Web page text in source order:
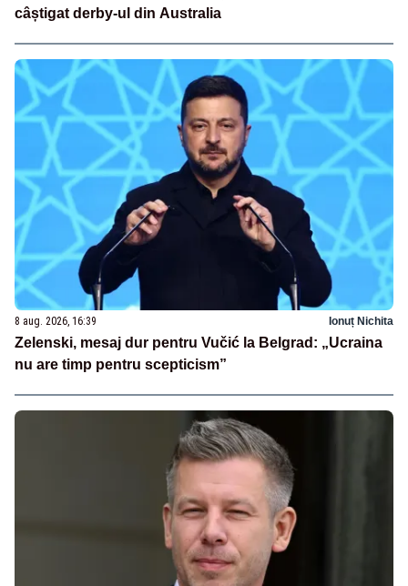
câștigat derby-ul din Australia
8 aug. 2026, 16:39 Ionuț Nichita
Zelenski, mesaj dur pentru Vučić la Belgrad: „Ucraina
nu are timp pentru scepticism”